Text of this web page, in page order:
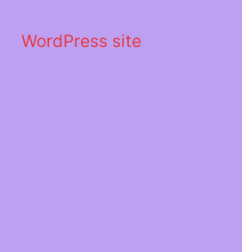
περιεχόμενο
WordPress site